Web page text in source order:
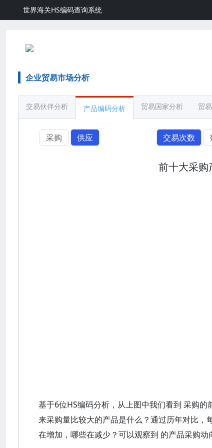
世界海关HS编码查询系统
企业贸易市场分析
交易伙伴分析 产品编码分析 贸易国家分析 贸
采购 供应 交易次数
前十大采购
基于6位HS编码分析，从上图中我们看到 采购
来采购量比较大的产品是什么？通过历年对比
在增加，哪些在减少？可以观察到 的产品采购动